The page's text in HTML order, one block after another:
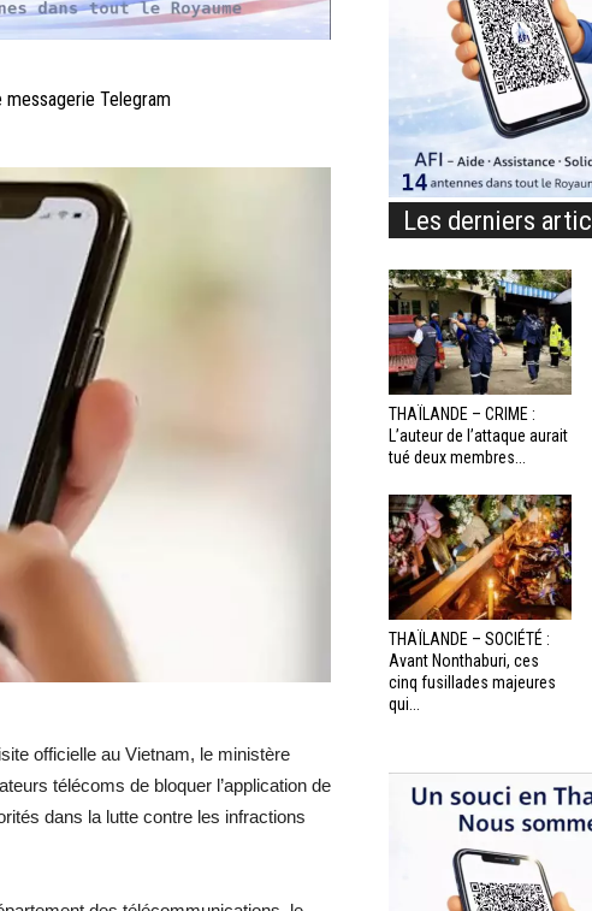
messagerie Telegram
officielle au Vietnam, le ministère
télécoms de bloquer l’application de
dans la lutte contre les infractions
Les derniers
THAÏLANDE – CRIME :
L’auteur de l’attaque aurait
tué deux membres...
THAÏLANDE – SOCIÉTÉ :
Avant Nonthaburi, ces
cinq fusillades majeures
qui...